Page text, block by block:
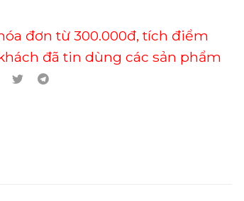
đơn từ 300.000đ, tích điểm
đã tin dùng các sản phẩm